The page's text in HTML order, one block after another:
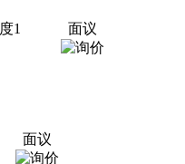
1
面议
面议